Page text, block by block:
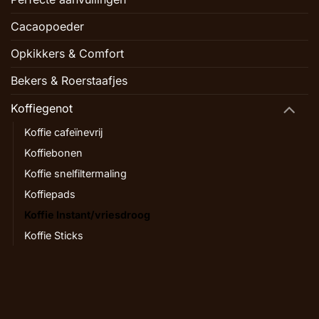
Cacaopoeder
Opkikkers & Comfort
Bekers & Roerstaafjes
Koffiegenot
Koffie cafeïnevrij
Koffiebonen
Koffie snelfiltermaling
Koffiepads
Koffie Instant/vriesdroog
Koffie Sticks